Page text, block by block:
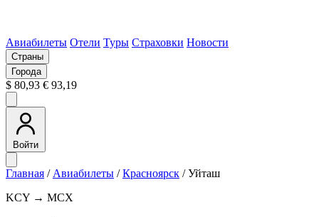
Авиабилеты Отели Туры Страховки Новости
Страны
Города
$ 80,93 € 93,19
Войти
Главная / Авиабилеты / Красноярск / Уйташ
KCY → MCX